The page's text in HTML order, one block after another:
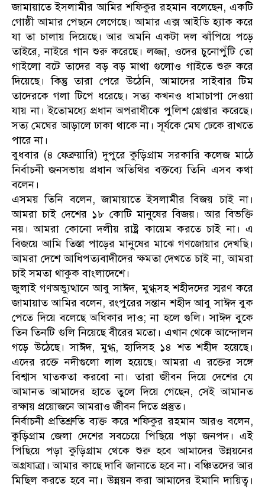
জামায়াতে ইসলামীর আমির শফিকুর রহমান বলেছেন, একটি
গোষ্ঠী আমার পেছনে লেগেছে। আমার এক্স আইডি হ্যাক করে
যা তা চালায় দিয়েছে। আর অমনি একটা দল ঝাঁপিয়ে পড়ে
তাইরে, নাইরে গান শুরু করেছে। লজ্জা, ওদের চুনোপুঁটি তো
গাইলো বটে তাদের বড় বড় মাথা গুলোও গাইতে শুরু করে
দিয়েছে। কিন্তু তারা পেরে উঠেনি, আমাদের সাইবার টিম
তাদেরকে গলা টিপে ধরেছে। সত্য কখনও ধামাচাপা দেওয়া
যায় না। ইতোমধ্যে প্রধান অপরাধীকে পুলিশ গ্রেপ্তার করেছে।
সত্য মেঘের আড়ালে ঢাকা থাকে না। সূর্যকে মেঘ ঢেকে রাখতে
পারে না।
বুধবার (৪ ফেব্রুয়ারি) দুপুরে কুড়িগ্রাম সরকারি কলেজ মাঠে
নির্বাচনী জনসভায় প্রধান অতিথির বক্তব্যে তিনি এসব কথা
বলেন।
এসময় তিনি বলেন, জামায়াতে ইসলামীর বিজয় চাই না।
আমরা চাই দেশের ১৮ কোটি মানুষের বিজয়। আর বিভক্তি
নয়। আমরা কোনো দলীয় রাষ্ট্র কায়েম করতে চাই না। এ
বিজয়ে আমি তিস্তা পাড়ের মানুষের মাঝে গণজোয়ার দেখছি।
আমরা দেশে আধিপত্যবাদীদের ক্ষমতা দেখতে চাই না, আমরা
চাই সমতা থাকুক বাংলাদেশে।
জুলাই গণঅভ্যুত্থানে আবু সাঈদ, মুগ্ধসহ শহীদদের স্মরণ করে
জামায়াত আমির বলেন, রংপুরের সন্তান শহীদ আবু সাঈদ বুক
পেতে দিয়ে বলেছে অধিকার দাও; না হলে গুলি। সাঈদ বুকে
তিন তিনটি গুলি নিয়েছে বীরের মতো। এখান থেকে আন্দোলন
গড়ে উঠেছে। সাঈদ, মুগ্ধ, হাদিসহ ১৪ শত শহীদ হয়েছে।
এদের রক্তে নদীগুলো লাল হয়েছে। আমরা এ রক্তের সঙ্গে
বিশ্বাস ঘাতকতা করবো না। তারা জীবন দিয়ে দেশের যে
আমানত আমাদের হাতে তুলে দিয়ে গেছেন, সেই আমানত
রক্ষায় প্রয়োজনে আমরাও জীবন দিতে প্রস্তুত।
নির্বাচনী প্রতিশ্রুতি ব্যক্ত করে শফিকুর রহমান আরও বলেন,
কুড়িগ্রাম জেলা দেশের সবচেয়ে পিছিয়ে পড়া জনপদ। এই
পিছিয়ে পড়া কুড়িগ্রাম থেকে শুরু হবে আমাদের উন্নয়নের
অগ্রযাত্রা। আমার কাছে দাবি জানাতে হবে না। বঞ্চিতদের আর
মিছিল করতে হবে না। উন্নয়ন করা আমাদের ইমানি দায়িত্ব।